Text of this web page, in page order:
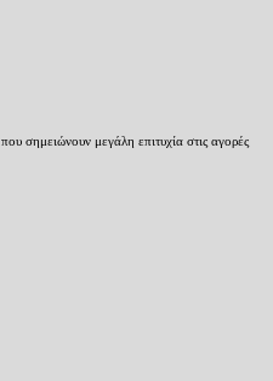
, που σημειώνουν μεγάλη επιτυχία στις αγορές